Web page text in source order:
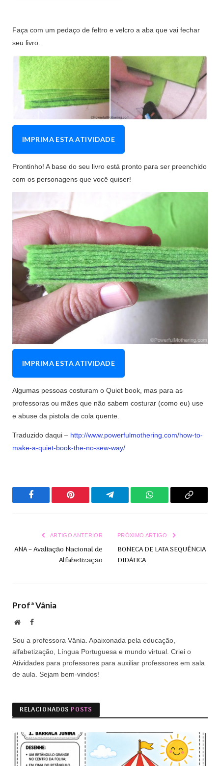
Faça com um pedaço de feltro e velcro a aba que vai fechar
seu livro.
IMPRIMA ESTA ATIVIDADE
Prontinho! A base do seu livro está pronto para ser preenchido
com os personagens que você quiser!
IMPRIMA ESTA ATIVIDADE
Algumas pessoas costuram o Quiet book, mas para as
professoras ou mães que não sabem costurar (como eu) use
e abuse da pistola de cola quente.
Traduzido daqui – http://www.powerfulmothering.com/how-to-
make-a-quiet-book-the-no-sew-way/
Facebook Pinterest Telegrama WhatsAppCopiar
ARTIGO ANTERIOR
ANA – Avaliação Nacional de
Alfabetização
PRÓXIMO ARTIGO
BONECA DE LATA SEQUÊNCIA
DIDÁTICA
Profª Vânia
Site Facebook
Sou a professora Vânia. Apaixonada pela educação,
alfabetização, Língua Portuguesa e mundo virtual. Criei o
Atividades para professores para auxiliar professores em sala
de aula. Sejam bem-vindos!
RELACIONADOS POSTS